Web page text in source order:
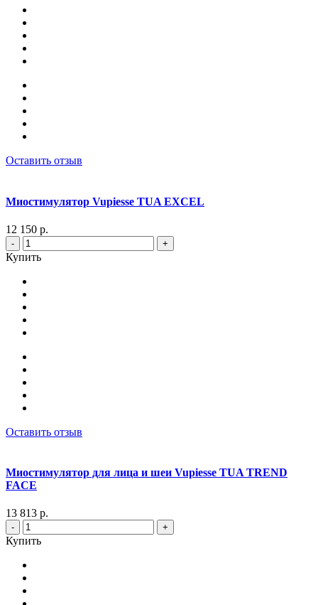
Оставить отзыв
Миостимулятор Vupiesse TUA EXCEL
12 150 р.
- +
Купить
Оставить отзыв
Миостимулятор для лица и шеи Vupiesse TUA TREND
FACE
13 813 р.
- +
Купить